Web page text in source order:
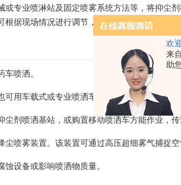
欢
来
助
或专业喷淋站及固定喷雾系统方法等，将抑尘
据现场情况进行调节，以便达到理想的预期效
喷洒。
用车载式或专业喷洒车进行喷淋，射程可达
剂喷洒基站，或购置移动喷洒车方能作业，传
喷雾装置。该装置可通过高压超细雾气捕捉
设备或影响喷洒物质量。